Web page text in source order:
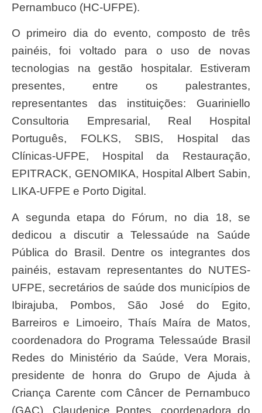
Pernambuco (HC-UFPE).
O primeiro dia do evento, composto de três
painéis, foi voltado para o uso de novas
tecnologias na gestão hospitalar. Estiveram
presentes, entre os palestrantes,
representantes das instituições: Guariniello
Consultoria Empresarial, Real Hospital
Português, FOLKS, SBIS, Hospital das
Clínicas-UFPE, Hospital da Restauração,
EPITRACK, GENOMIKA, Hospital Albert Sabin,
LIKA-UFPE e Porto Digital.
A segunda etapa do Fórum, no dia 18, se
dedicou a discutir a Telessaúde na Saúde
Pública do Brasil. Dentre os integrantes dos
painéis, estavam representantes do NUTES-
UFPE, secretários de saúde dos municípios de
Ibirajuba, Pombos, São José do Egito,
Barreiros e Limoeiro, Thaís Maíra de Matos,
coordenadora do Programa Telessaúde Brasil
Redes do Ministério da Saúde, Vera Morais,
presidente de honra do Grupo de Ajuda à
Criança Carente com Câncer de Pernambuco
(GAC), Claudenice Pontes, coordenadora do